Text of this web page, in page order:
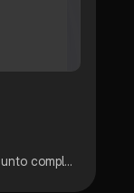
Geostoria: Diocleziano, 2º Liceo, Riassunto completo